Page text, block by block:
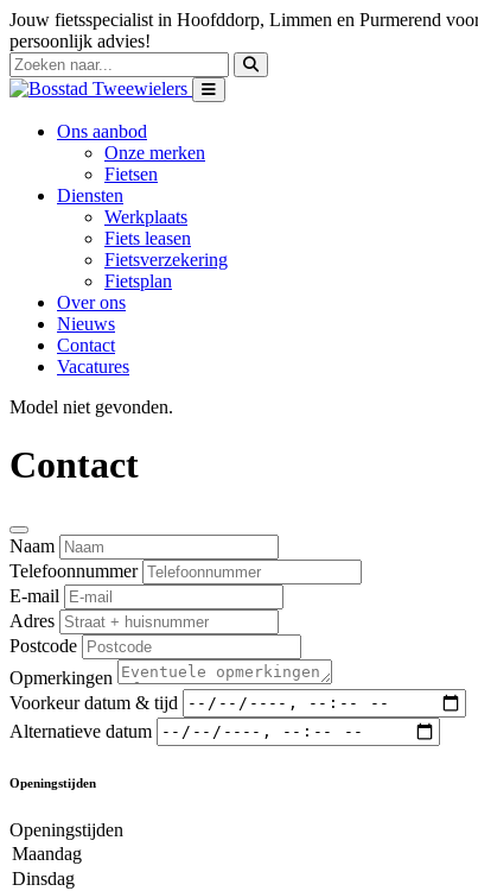
Jouw fietsspecialist in Hoofddorp, Limmen en Purmerend
persoonlijk advies!
Ons aanbod
Onze merken
Fietsen
Diensten
Werkplaats
Fiets leasen
Fietsverzekering
Fietsplan
Over ons
Nieuws
Contact
Vacatures
Model niet gevonden.
Contact
Naam
Telefoonnummer
E-mail
Adres
Postcode
Opmerkingen
Voorkeur datum & tijd
Alternatieve datum
Openingstijden
Openingstijden
Maandag
Dinsdag